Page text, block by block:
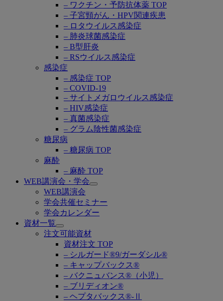
– ワクチン・予防抗体薬 TOP
– 子宮頸がん・HPV関連疾患
– ロタウイルス感染症
– 肺炎球菌感染症
– B型肝炎
– RSウイルス感染症
感染症
– 感染症 TOP
– COVID-19
– サイトメガロウイルス感染症
– HIV感染症
– 真菌感染症
– グラム陰性菌感染症
糖尿病
– 糖尿病 TOP
麻酔
– 麻酔 TOP
WEB講演会・学会
Open
WEB講演会
学会共催セミナー
学会カレンダー
資材一覧
Open
submenu
注文可能資材
資材注文 TOP
– シルガード®9/ガーダシル®
– キャップバックス®
– バクニュバンス®（小児）
– ブリディオン®
– ヘプタバックス®-Ⅱ